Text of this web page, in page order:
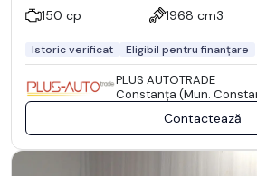
150 cp
1968 cm3
Istoric verificat Eligibil pentru finanțare
PLUS AUTOTRADE
Constanţa (Mun.
Contactează